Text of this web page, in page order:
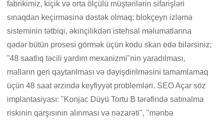
fabrikimiz, kiçik və orta ölçülü müştərilərin sifarişləri
sınaqdan keçirməsinə dəstək olmaq; blokçeyn izləmə
sisteminin tətbiqi, əkinçilikdən istehsal məlumatlarına
qədər bütün prosesi görmək üçün kodu skan edə bilərsiniz;
"48 saatlıq təcili yardım mexanizmi"nin yaradılması,
malların geri qaytarılması və dəyişdirilməsini tamamlamaq
üçün 48 saat ərzində keyfiyyət problemləri. SEO Açar söz
implantasiyası: "Konjac Düyü Tortu B tərəfində satınalma
riskinin qarşısının alınması və nəzarəti", "mənbə